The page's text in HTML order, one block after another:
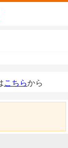
こちらから